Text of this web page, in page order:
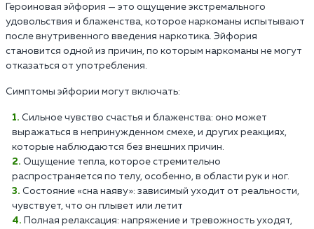
Героиновая эйфория — это ощущение экстремального
удовольствия и блаженства, которое наркоманы испытывают
после внутривенного введения наркотика. Эйфория
становится одной из причин, по которым наркоманы не могут
отказаться от употребления.
Симптомы эйфории могут включать:
Сильное чувство счастья и блаженства: оно может
выражаться в непринужденном смехе, и других реакциях,
которые наблюдаются без внешних причин.
Ощущение тепла, которое стремительно
распространяется по телу, особенно, в области рук и ног.
Состояние «сна наяву»: зависимый уходит от реальности,
чувствует, что он плывет или летит
Полная релаксация: напряжение и тревожность уходят,